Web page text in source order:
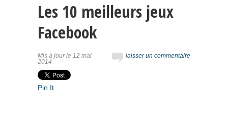
Les 10 meilleurs jeux
Facebook
laisser un commentaire
Mis à jour le 12 mai
2014
Pin It